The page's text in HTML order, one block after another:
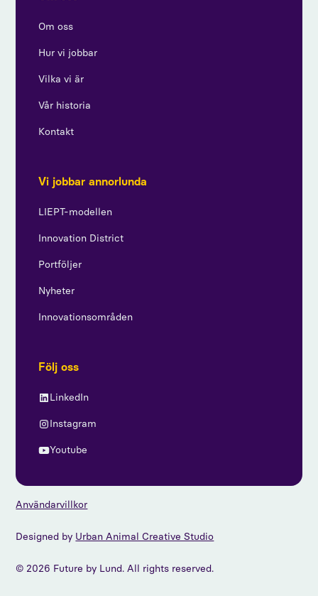
Om oss
Hur vi jobbar
Vilka vi är
Vår historia
Kontakt
Vi jobbar annorlunda
LIEPT-modellen
Innovation District
Portföljer
Nyheter
Innovationsområden
Följ oss
LinkedIn
Instagram
Youtube
© 2026 Future by Lund. All rights reserved.
Designed by Urban Animal Creative Studio
Användarvillkor